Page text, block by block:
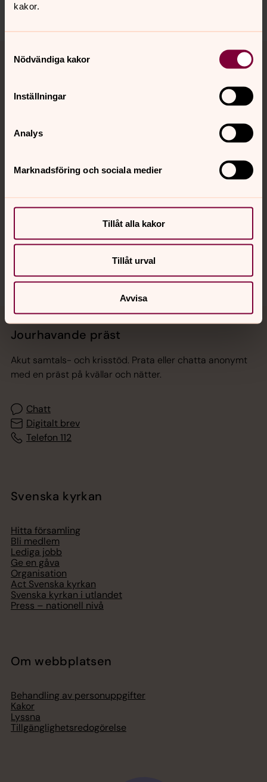
kakor.
Nödvändiga kakor
Inställningar
Analys
Marknadsföring och sociala medier
Tillåt alla kakor
Tillåt urval
Avvisa
Dela
Kontakt
Hitta snabbt
Sociala kanaler
Jourhavande präst
Akut samtals- och krisstöd. Prata eller chatta anonymt
med en präst på kvällar och nätter.
Chatt
Digitalt brev
Telefon 112
Svenska kyrkan
Hitta församling
Bli medlem
Lediga jobb
Ge en gåva
Organisation
Act Svenska kyrkan
Svenska kyrkan i utlandet
Press – nationell nivå
Om webbplatsen
Behandling av personuppgifter
Kakor
Lyssna
Tillgänglighetsredogörelse